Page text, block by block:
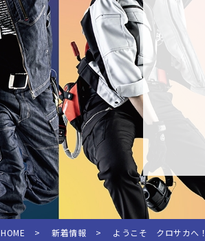
HOME > 新着情報 > ようこそ クロサカへ！